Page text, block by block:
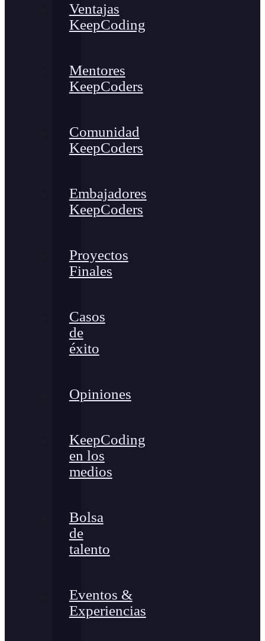
Ventajas
KeepCoding
Mentores
KeepCoders
Comunidad
KeepCoders
Embajadores
KeepCoders
Proyectos
Finales
Casos
de
éxito
Opiniones
KeepCoding
en los
medios
Bolsa
de
talento
Eventos &
Experiencias